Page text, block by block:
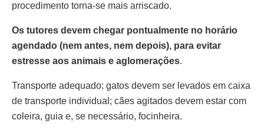
procedimento torna-se mais arriscado.
Os tutores devem chegar pontualmente no horário
agendado (nem antes, nem depois), para evitar
estresse aos animais e aglomerações.
Transporte adequado: gatos devem ser levados em caixa
de transporte individual; cães agitados devem estar com
coleira, guia e, se necessário, focinheira.